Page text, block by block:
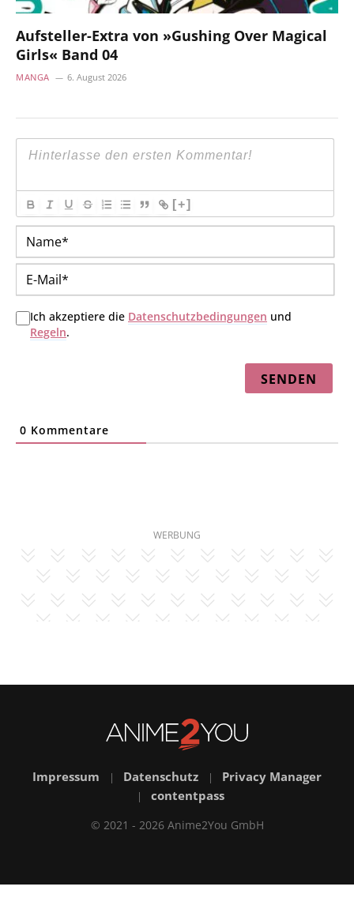
Aufsteller-Extra von »Gushing Over Magical
Girls« Band 04
MANGA 6. August 2026
[+]
Ich akzeptiere die Datenschutzbedingungen und
Regeln.
0 Kommentare
WERBUNG
Impressum | Datenschutz | Privacy Manager
| contentpass
© 2021 - 2026 Anime2You GmbH